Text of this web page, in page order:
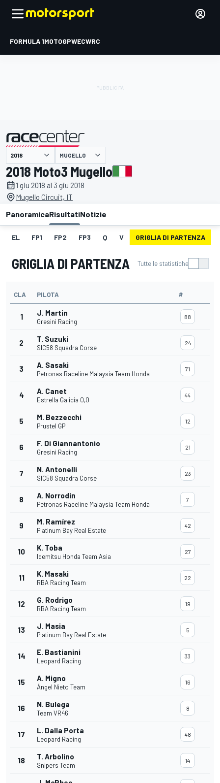
FORMULA 1MOTOGPWECWRC
presentato da MUGELLO
2018 Moto3 Mugello
1 giu 2018 al 3 giu 2018
Mugello Circuit, IT
PanoramicaRisultatiNotizie
EL FP1 FP2 FP3 Q V GRIGLIA DI PARTENZA
GRIGLIA DI PARTENZA Tutte le statistiche
CLA PILOTA #
1 J. Martin
Gresini Racing
88
2 T. Suzuki
SIC58 Squadra Corse
24
3 A. Sasaki
Petronas Raceline Malaysia Team Honda
71
4 A. Canet
Estrella Galicia 0,0
44
5 M. Bezzecchi
Prustel GP
12
6 F. Di Giannantonio
Gresini Racing
21
7 N. Antonelli
SIC58 Squadra Corse
23
8 A. Norrodin
Petronas Raceline Malaysia Team Honda
7
9 M. Ramírez
Platinum Bay Real Estate
42
10 K. Toba
Idemitsu Honda Team Asia
27
11 K. Masaki
RBA Racing Team
22
12 G. Rodrigo
RBA Racing Team
19
13 J. Masia
Platinum Bay Real Estate
5
14 E. Bastianini
Leopard Racing
33
15 A. Migno
Ángel Nieto Team
16
16 N. Bulega
Team VR46
8
17 L. Dalla Porta
Leopard Racing
48
18 T. Arbolino
Snipers Team
14